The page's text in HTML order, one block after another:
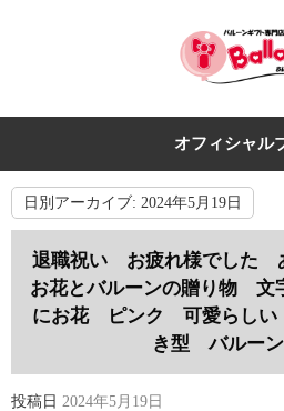
オフィシャル
日別アーカイブ: 2024年5月19日
退職祝い お疲れ様でした
お花とバルーンの贈り物
にお花 ピンク 可愛らし
き型 バルー
投稿日 2024年5月19日